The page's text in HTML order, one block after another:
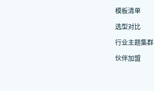
模板清单
选型对比
行业主题集群
伙伴加盟